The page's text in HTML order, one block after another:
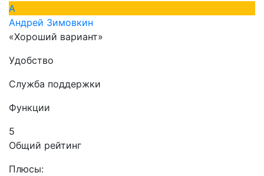
А
Андрей Зимовкин
«Хороший вариант»
Удобство
Служба поддержки
Функции
5
Общий рейтинг
Плюсы: